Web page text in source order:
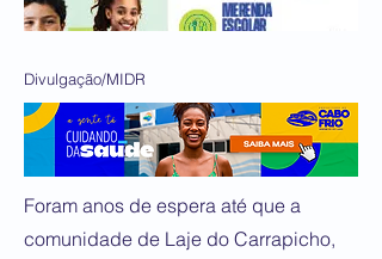
Divulgação/MIDR
Foram anos de espera até que a
comunidade de Laje do Carrapicho,